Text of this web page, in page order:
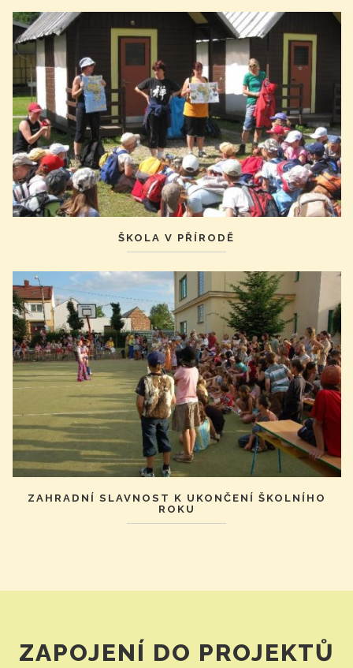
ŠKOLA V PŘÍRODĚ
ZAHRADNÍ SLAVNOST K UKONČENÍ ŠKOLNÍHO
ROKU
ZAPOJENÍ DO PROJEKTŮ